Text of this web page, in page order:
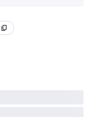
content_copy